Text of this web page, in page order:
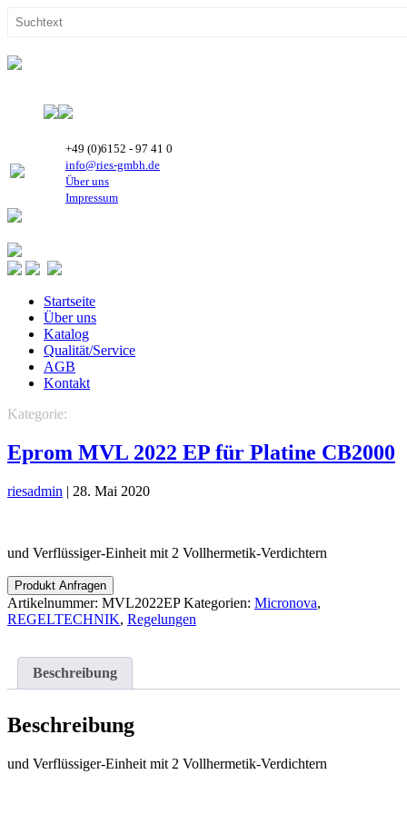
+49 (0)6152 - 97 41 0
info@ries-gmbh.de
Über uns
Impressum
Startseite
Über uns
Katalog
Qualität/Service
AGB
Kontakt
Kategorie:
Eprom MVL 2022 EP für Platine CB2000
riesadmin | 28. Mai 2020
und Verflüssiger-Einheit mit 2 Vollhermetik-Verdichtern
Produkt Anfragen
Artikelnummer: MVL2022EP Kategorien: Micronova,
REGELTECHNIK, Regelungen
Beschreibung
Beschreibung
und Verflüssiger-Einheit mit 2 Vollhermetik-Verdichtern